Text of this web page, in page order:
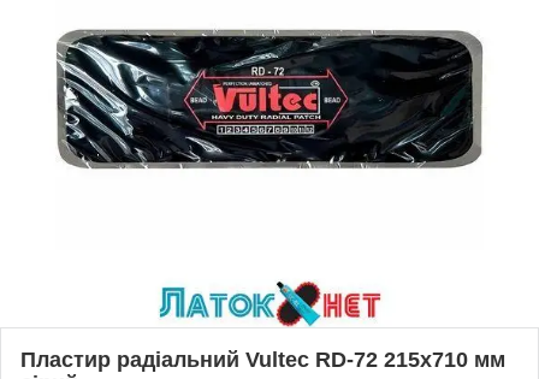
Пластир радіальний Vultec RD-72 215х710 мм